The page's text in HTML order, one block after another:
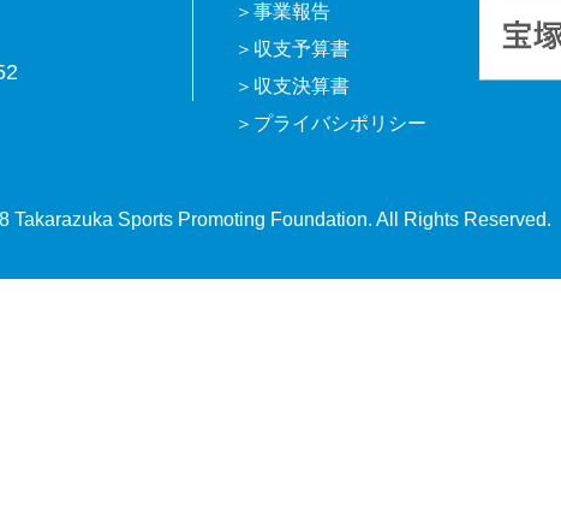
事業報告
収支予算書
収支決算書
プライバシポリシー
Takarazuka Sports Promoting Foundation. All Rights Reserved.